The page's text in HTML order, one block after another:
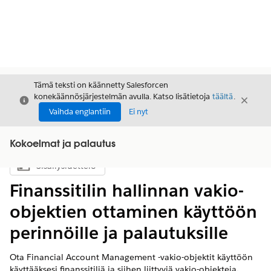
Sulje
Tämä teksti on käännetty Salesforcen
konekäännösjärjestelmän avulla. Katso lisätietoja täältä.
Vaihda englantiin
Ei nyt
Sulje
Kokoelmat ja palautus
Näytä sisällysluettelo
Sisällysluettelo
Finanssitilin hallinnan vakio-
objektien ottaminen käyttöön
perinnöille ja palautuksille
Ota Financial Account Management -vakio-objektit käyttöön